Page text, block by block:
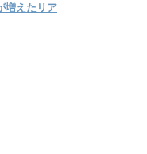
増えたリア